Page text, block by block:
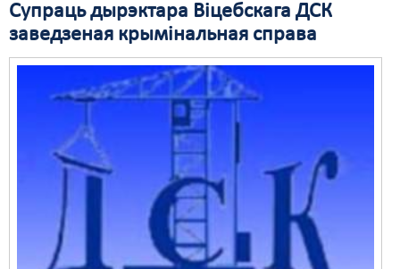
Супраць дырэктара Віцебскага ДСК
заведзеная крымінальная справа